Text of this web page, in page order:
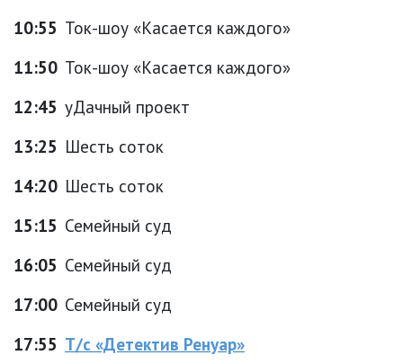
10:55 Ток-шоу «Касается каждого»
11:50 Ток-шоу «Касается каждого»
12:45 уДачный проект
13:25 Шесть соток
14:20 Шесть соток
15:15 Семейный суд
16:05 Семейный суд
17:00 Семейный суд
17:55 Т/с «Детектив Ренуар»